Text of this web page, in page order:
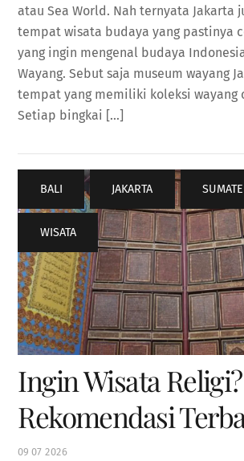
atau Sea World. Nah ternyata Jakarta
tempat wisata budaya yang pastinya
yang ingin mengenal budaya
Wayang. Sebut saja museum wayang
tempat yang memiliki koleksi wayang
Setiap bingkai […]
09 07 2026
Ingin Wisata
Rekomendasi
BALI , JAKARTA ,
WISATA